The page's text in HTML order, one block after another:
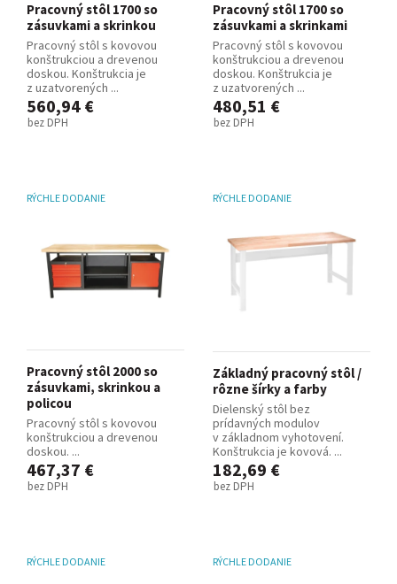
Pracovný stôl 1700 so
zásuvkami a skrinkou
Pracovný stôl s kovovou
konštrukciou a drevenou
doskou. Konštrukcia je
z uzatvorených ...
560,94 €
bez DPH
Pracovný stôl 1700 so
zásuvkami a skrinkami
Pracovný stôl s kovovou
konštrukciou a drevenou
doskou. Konštrukcia je
z uzatvorených ...
480,51 €
bez DPH
RÝCHLE DODANIE
Pracovný stôl 2000 so
zásuvkami, skrinkou a
policou
Pracovný stôl s kovovou
konštrukciou a drevenou
doskou. ...
467,37 €
bez DPH
RÝCHLE DODANIE
Základný pracovný stôl /
rôzne šírky a farby
Dielenský stôl bez
prídavných modulov
v základnom vyhotovení.
Konštrukcia je kovová. ...
182,69 €
bez DPH
RÝCHLE DODANIE RÝCHLE DODANIE